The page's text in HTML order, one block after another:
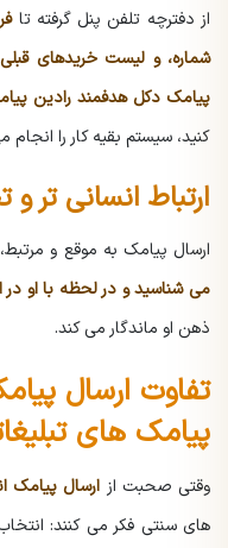
از دفترچه تلفن پنل گرفته تا
شماره، و لیست خریدهای قبلی
پیامک دکل هدفمند رادین
کنید، سیستم بقیه کار را
ارتباط انسانی تر و
ارسال پیامک به موقع و
می شناسید و در لحظه با او در
ذهن او ماندگار می کند.
تفاوت ارسال
پیامک های
وقتی صحبت از ارسال پیامک
های سنتی فکر می کنند: